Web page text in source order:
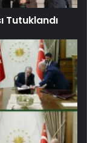
Tutuklandı